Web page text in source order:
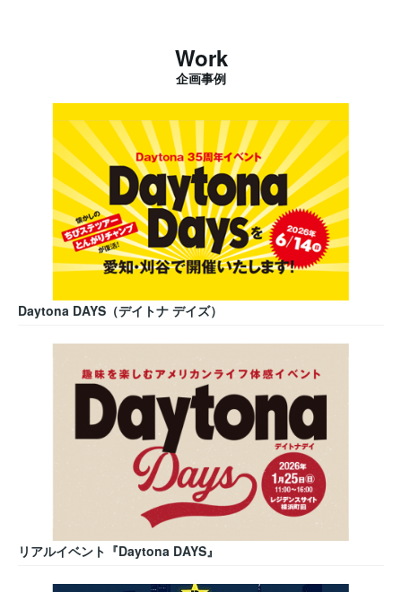
Work
企画事例
Daytona DAYS（デイトナ デイズ）
リアルイベント『Daytona DAYS』